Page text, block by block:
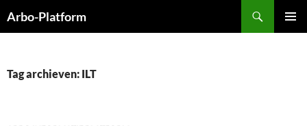
naar
Arbo-Platform
Tag archieven: ILT